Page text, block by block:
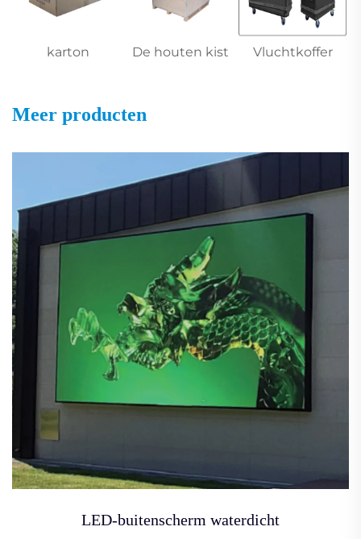
karton De houten kist Vluchtkoffer
Meer producten
LED-buitenscherm waterdicht